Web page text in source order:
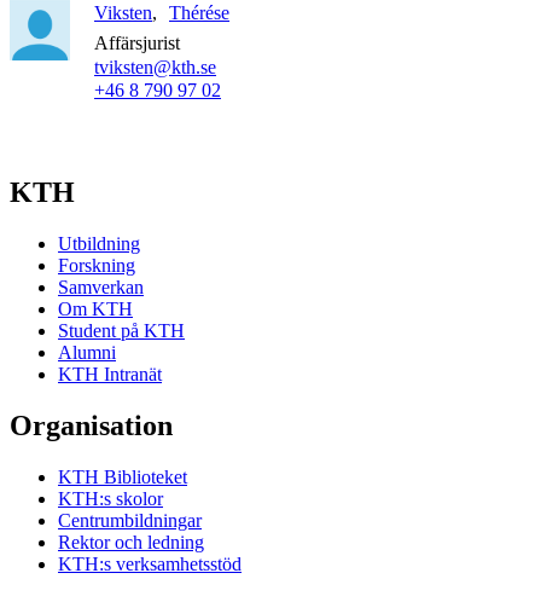
Viksten
Thérése
Affärsjurist
tviksten@kth.se
+46 8 790 97 02
KTH
Utbildning
Forskning
Samverkan
Om KTH
Student på KTH
Alumni
KTH Intranät
Organisation
KTH Biblioteket
KTH:s skolor
Centrumbildningar
Rektor och ledning
KTH:s verksamhetsstöd